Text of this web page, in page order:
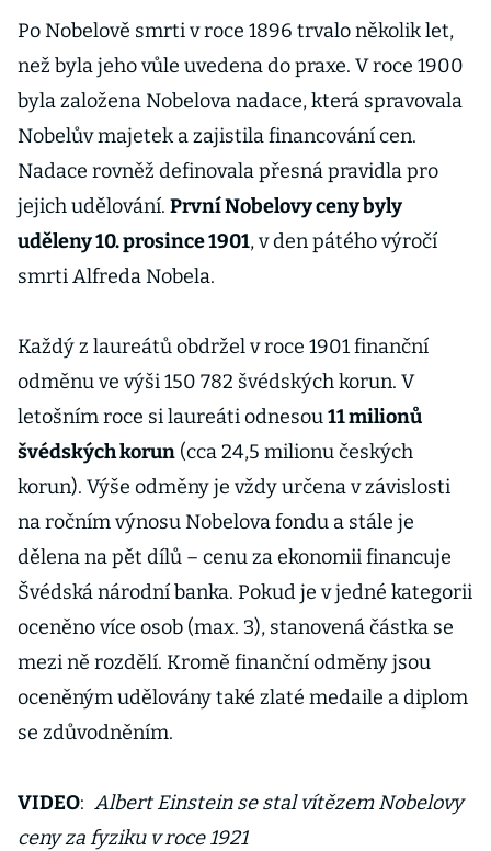
Po Nobelově smrti v roce 1896 trvalo několik let,
než byla jeho vůle uvedena do praxe. V roce 1900
byla založena Nobelova nadace, která spravovala
Nobelův majetek a zajistila financování cen.
Nadace rovněž definovala přesná pravidla pro
jejich udělování. První Nobelovy ceny byly
uděleny 10. prosince 1901, v den pátého výročí
smrti Alfreda Nobela.
Každý z laureátů obdržel v roce 1901 finanční
odměnu ve výši 150 782 švédských korun. V
letošním roce si laureáti odnesou11 milionů
švédských korun (cca 24,5 milionu českých
korun). Výše odměny je vždy určena v závislosti
na ročním výnosu Nobelova fondu a stále je
dělena na pět dílů – cenu za ekonomii financuje
Švédská národní banka. Pokud je v jedné kategorii
oceněno více osob (max. 3), stanovená částka se
mezi ně rozdělí. Kromě finanční odměny jsou
oceněným udělovány také zlaté medaile a diplom
se zdůvodněním.
VIDEO: Albert Einstein se stal vítězem Nobelovy
ceny za fyziku v roce 1921